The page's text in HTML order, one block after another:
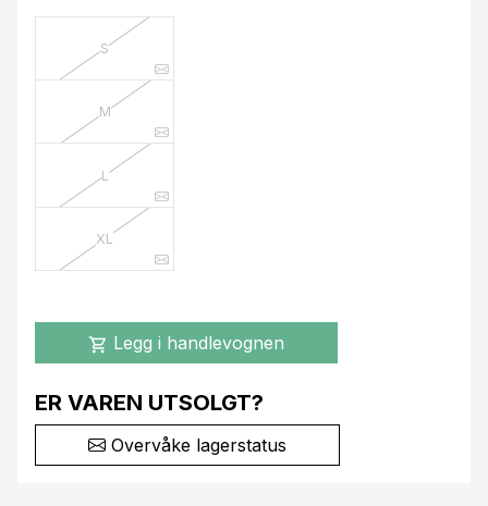
S
M
L
XL
shopping_cart Legg i handlevognen
ER VAREN UTSOLGT?
Overvåke lagerstatus